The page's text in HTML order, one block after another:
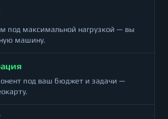
под максимальной нагрузкой — вы
машину.
под ваш бюджет и задачи —